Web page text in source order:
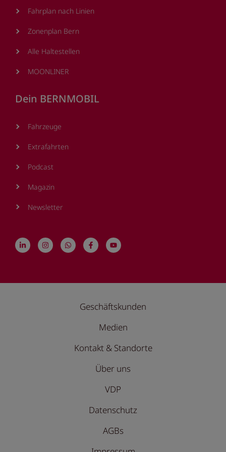
Fahrplan nach Linien
Zonenplan Bern
Alle Haltestellen
MOONLINER
Dein BERNMOBIL
Fahrzeuge
Extrafahrten
Podcast
Magazin
Newsletter
Geschäftskunden
Medien
Kontakt & Standorte
Über uns
VDP
Datenschutz
AGBs